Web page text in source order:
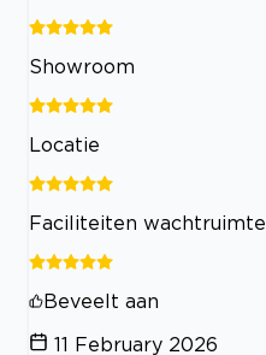
Showroom
Locatie
Faciliteiten wachtruimte
Beveelt aan
11 February 2026